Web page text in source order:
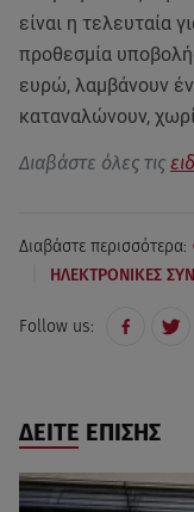
είναι η τελευταία
προθεσμία
ευρώ, λαμβάνουν
καταναλώνουν,
Διαβάστε όλες τις
Διαβάστε περισσότερα:
ΗΛΕΚΤΡΟΝΙΚΕΣ
Follow us:
ΔΕΙΤΕ ΕΠΙΣΗΣ